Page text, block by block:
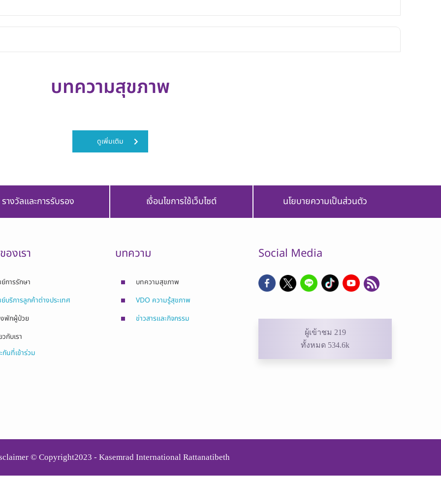
บทความสุขภาพ
ดูเพิ่มเติม
รางวัลและการรับรอง เงื่อนไขการใช้เว็บไซต์ นโยบายความเป็นส่วนตัว
องเรา
การรักษา
บริการลูกค้าต่างประเทศ
พักผู้ป่วย
วกับเรา
กันที่เข้าร่วม
บทความ
บทความสุขภาพ
VDO ความรู้สุขภาพ
ข่าวสารและกิจกรรม
Social Media
ผู้เข้าชม 219
ทั้งหมด 534.6k
© Copyright2023 - Kasemrad International Rattanatibeth